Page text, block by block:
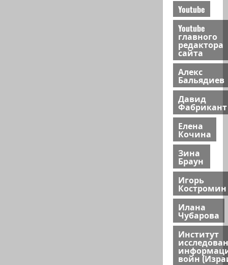
Youtube
Youtube
главного
редактора
сайта
Алекс
Бальядиев
Давид
Фабрикант
Елена
Кочина
Зина
Браун
Игорь
Костромин
Илана
Чубарова
Институт
войн